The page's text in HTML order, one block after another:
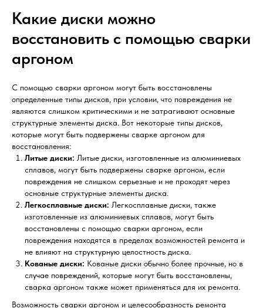
Какие диски можно
восстановить с помощью сварки
аргоном
С помощью сварки аргоном могут быть восстановлены
определенные типы дисков, при условии, что повреждения не
являются слишком критическими и не затрагивают основные
структурные элементы диска. Вот некоторые типы дисков,
которые могут быть подвержены сварке аргоном для
восстановления:
Литые диски: Литые диски, изготовленные из алюминиевых
сплавов, могут быть подвержены сварке аргоном, если
повреждения не слишком серьезные и не проходят через
основные структурные элементы диска.
Легкосплавные диски: Легкосплавные диски, также
изготовленные из алюминиевых сплавов, могут быть
восстановлены с помощью сварки аргоном, если
повреждения находятся в пределах возможностей ремонта и
не влияют на структурную целостность диска.
Кованые диски: Кованые диски обычно более прочные, но в
случае повреждений, которые могут быть восстановлены,
сварка аргоном также может применяться для их ремонта.
Возможность сварки аргоном и целесообразность ремонта